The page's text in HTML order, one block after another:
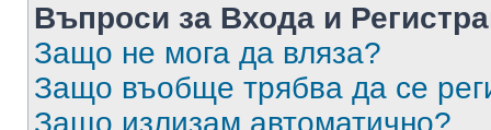
Въпроси за Входа и
Защо не мога да вляза?
Защо въобще трябва да се
Защо излизам автоматично?